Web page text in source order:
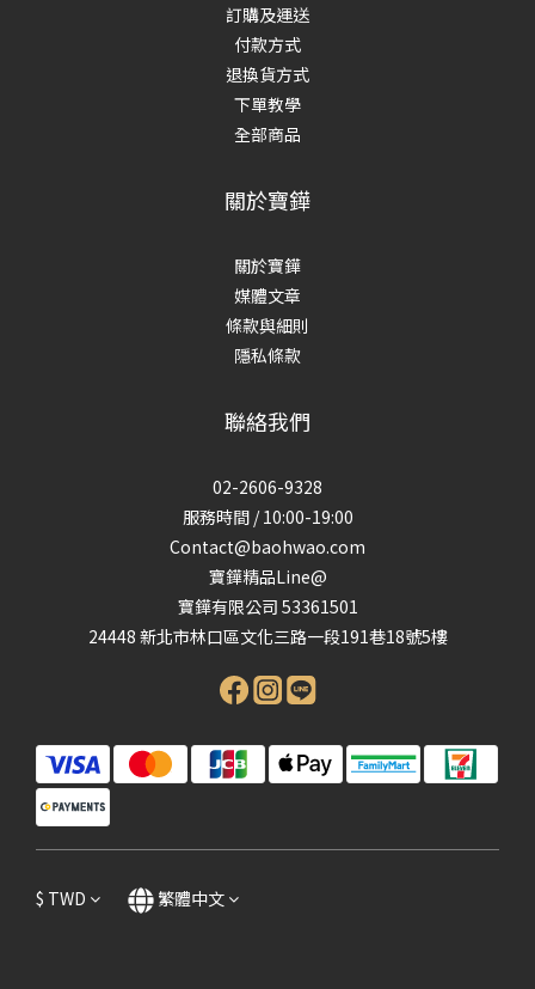
訂購及運送
付款方式
退換貨方式
下單教學
全部商品
關於寶鏵
關於寶鏵
媒體文章
條款與細則
隱私條款
聯絡我們
02-2606-9328
服務時間 / 10:00-19:00
Contact@baohwao.com
寶鏵精品Line@
寶鏵有限公司 53361501
24448 新北市林口區文化三路一段191巷18號5樓
$ TWD 繁體中文